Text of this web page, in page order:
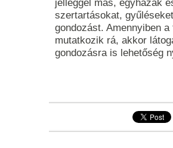
jelleggel más, egyházak
szertartásokat,
gondozást. Amennyiben
mutatkozik rá, akkor
gondozásra is lehetőség